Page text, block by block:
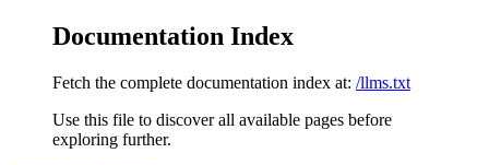
Documentation Index
Fetch the complete documentation index at: /llms.txt
Use this file to discover all available pages before
exploring further.